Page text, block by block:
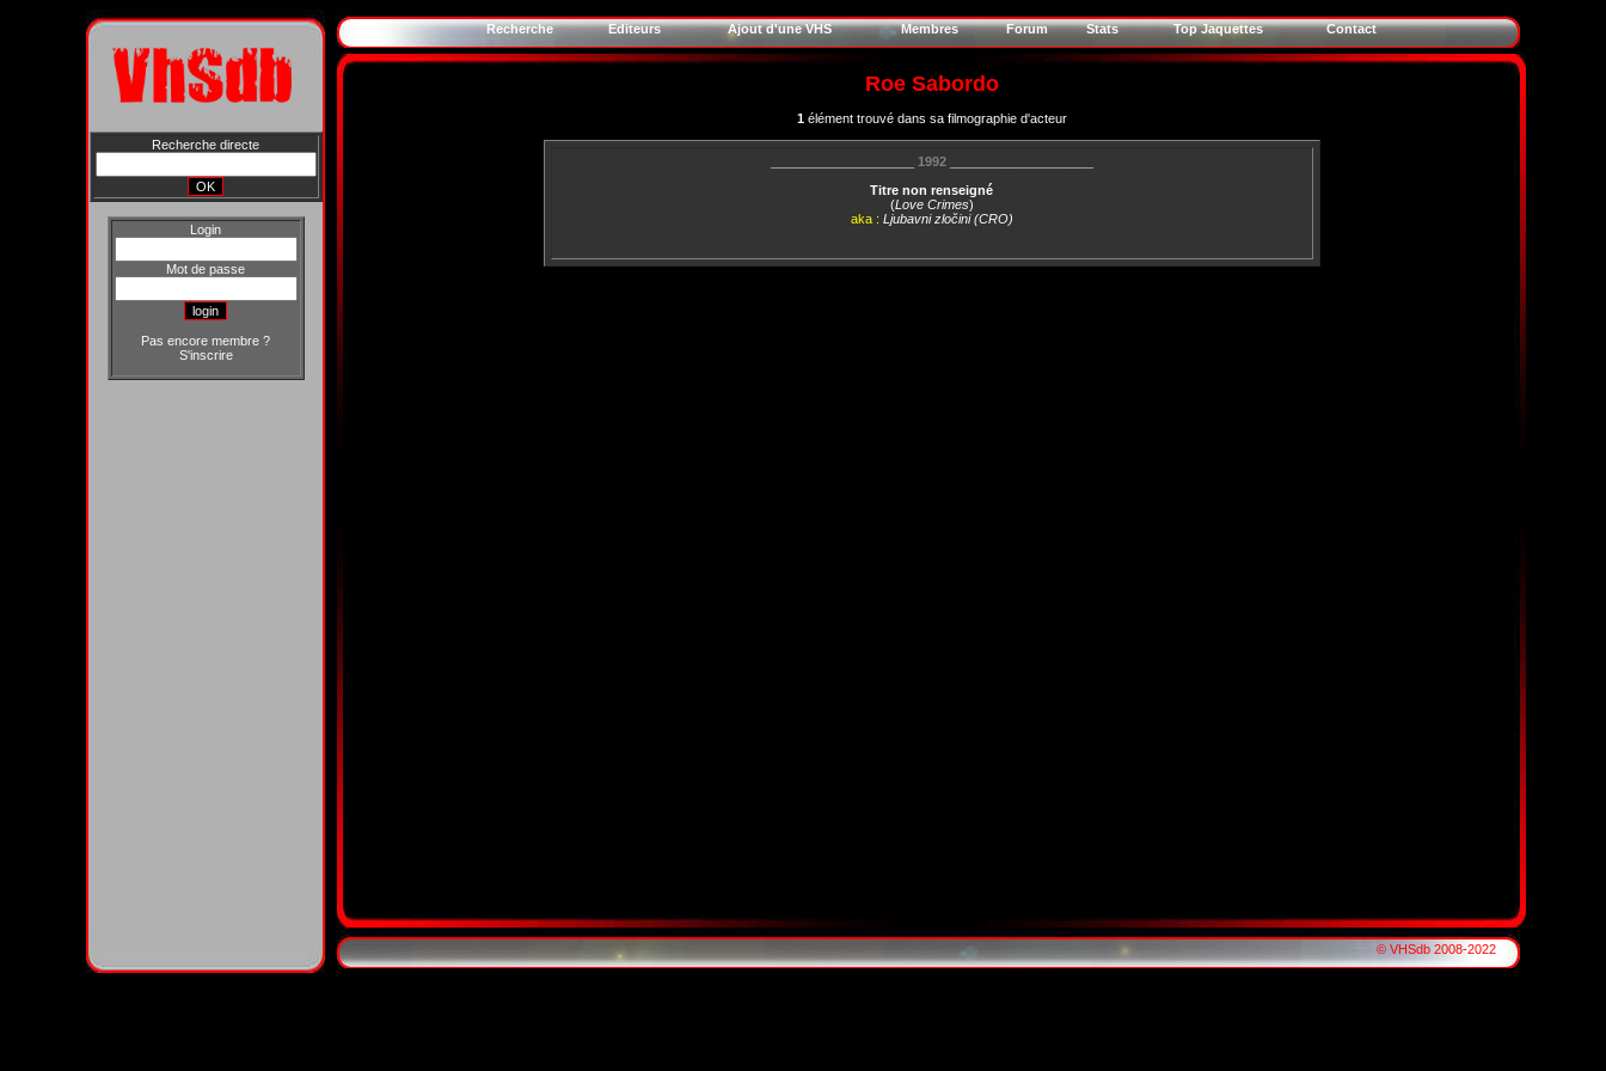
Recherche directe
Login
Mot de passe
Pas encore membre ?
S'inscrire
Recherche Editeurs Ajout d'une VHS Membres Forum Stats Top Jaquettes Contact
Roe Sabordo
1élément trouvé dans sa filmographie d'acteur
1992____________________
Titre non renseigné
(Love Crimes)
aka : Ljubavni zločini (CRO)
© VHSdb 2008-2022